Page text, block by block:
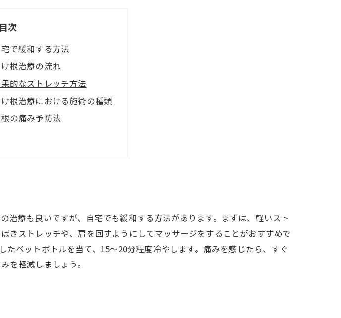
目次
で緩和する方法
根治療の流れ
的なストレッチ方法
根治療における施術の種類
の痛み予防法
療も良いですが、自宅でも緩和する方法があります。まずは、軽いスト
きストレッチや、肩を回すようにしてマッサージをすることがおすすめで
ペットボトルを当て、15〜20分程度冷やします。痛みを感じたら、すぐ
を軽減しましょう。